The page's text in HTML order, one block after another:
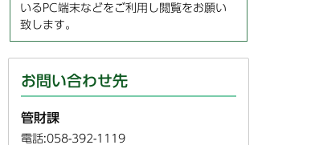
いるPC端末などをご利用し閲覧をお願い
致します。
お問い合わせ先
管財課
電話:058-392-1119